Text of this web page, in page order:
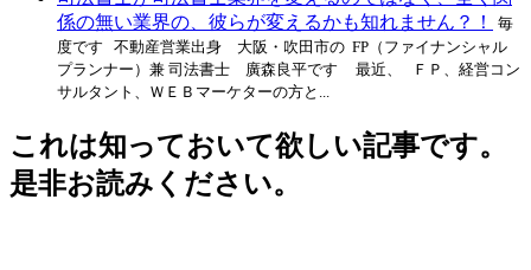
係の無い業界の、彼らが変えるかも知れません？！
毎
度です 不動産営業出身 大阪・吹田市の FP（ファイナンシャル
プランナー）兼 司法書士 廣森良平です 最近、 ＦＰ、経営コン
サルタント、ＷＥＢマーケターの方と...
これは知っておいて欲しい記事です。
是非お読みください。